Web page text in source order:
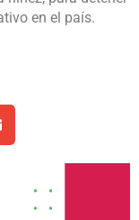
en el país.